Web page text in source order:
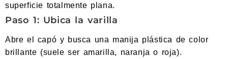
superficie totalmente plana.
Paso 1: Ubica la varilla
Abre el capó y busca una manija plástica de color
brillante (suele ser amarilla, naranja o roja).